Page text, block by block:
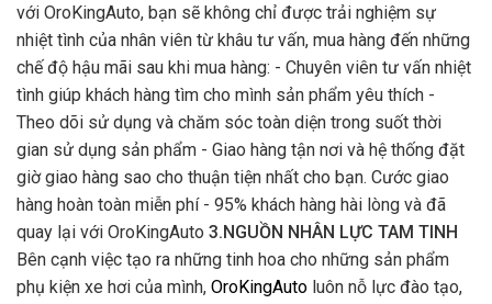
với OroKingAuto, bạn sẽ không chỉ được trải nghiệm sự
nhiệt tình của nhân viên từ khâu tư vấn, mua hàng đến những
chế độ hậu mãi sau khi mua hàng: - Chuyên viên tư vấn nhiệt
tình giúp khách hàng tìm cho mình sản phẩm yêu thích -
Theo dõi sử dụng và chăm sóc toàn diện trong suốt thời
gian sử dụng sản phẩm - Giao hàng tận nơi và hệ thống đặt
giờ giao hàng sao cho thuận tiện nhất cho bạn. Cước giao
hàng hoàn toàn miễn phí - 95% khách hàng hài lòng và đã
quay lại với OroKingAuto 3.NGUỒN NHÂN LỰC TAM TINH
Bên cạnh việc tạo ra những tinh hoa cho những sản phẩm
phụ kiện xe hơi của mình, OroKingAuto luôn nỗ lực đào tạo,